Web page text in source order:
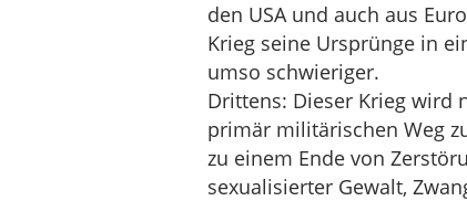
den USA und auch aus
Krieg seine Ursprünge in
umso schwieriger.
Drittens: Dieser Krieg wird
primär militärischen Weg
zu einem Ende von
sexualisierter Gewalt,